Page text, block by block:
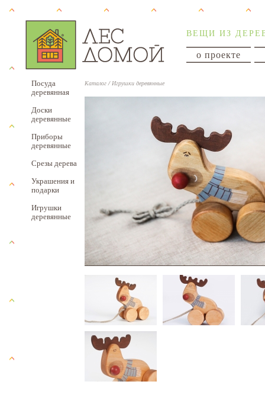
ВЕЩИ ИЗ
о проекте
Посуда
деревянная
Доски
деревянные
Приборы
деревянные
Срезы дерева
Украшения и
подарки
Игрушки
деревянные
Каталог / Игрушки деревянные